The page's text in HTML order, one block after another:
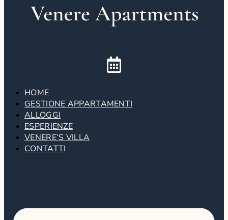
HOME
GESTIONE APPARTAMENTI
ALLOGGI
ESPERIENZE
VENERE’S VILLA
CONTATTI